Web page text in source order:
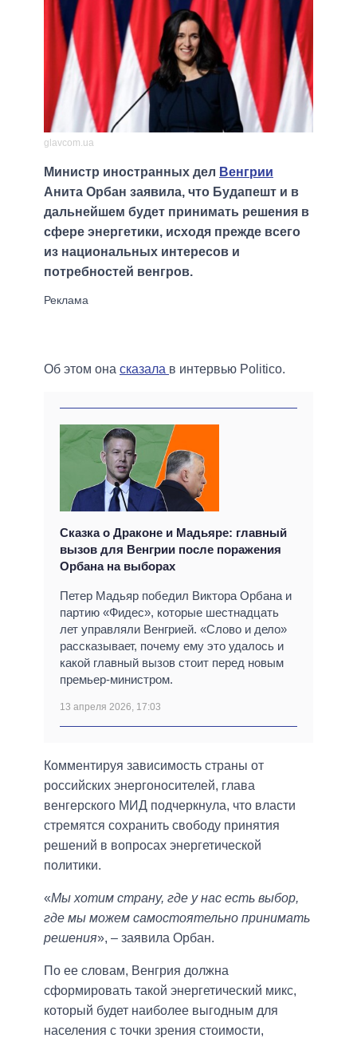
glavcom.ua
Министр иностранных дел Венгрии
Анита Орбан заявила, что Будапешт и в
дальнейшем будет принимать решения в
сфере энергетики, исходя прежде всего
из национальных интересов и
потребностей венгров.
Об этом она сказала в интервью Politico.
Сказка о Драконе и Мадьяре: главный
вызов для Венгрии после поражения
Орбана на выборах
Петер Мадьяр победил Виктора Орбана и
партию «Фидес», которые шестнадцать
лет управляли Венгрией. «Слово и дело»
рассказывает, почему ему это удалось и
какой главный вызов стоит перед новым
премьер-министром.
13 апреля 2026, 17:03
Комментируя зависимость страны от
российских энергоносителей, глава
венгерского МИД подчеркнула, что власти
стремятся сохранить свободу принятия
решений в вопросах энергетической
политики.
«Мы хотим страну, где у нас есть выбор,
где мы можем самостоятельно принимать
решения», – заявила Орбан.
По ее словам, Венгрия должна
сформировать такой энергетический микс,
который будет наиболее выгодным для
населения с точки зрения стоимости,